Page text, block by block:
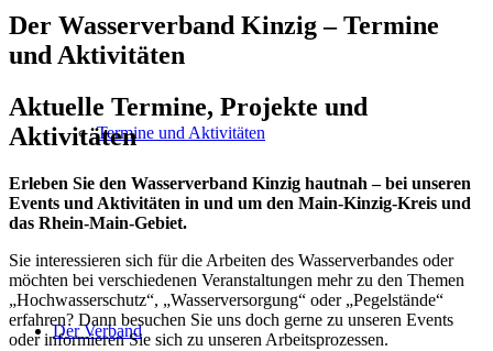
Termine und Aktivitäten
Der Verband
Der Wasserverband Kinzig – Termine
und Aktivitäten
Aktuelle Termine, Projekte und
Aktivitäten
Erleben Sie den Wasserverband Kinzig hautnah – bei unseren
Events und Aktivitäten in und um den Main-Kinzig-Kreis und
das Rhein-Main-Gebiet.
Sie interessieren sich für die Arbeiten des Wasserverbandes oder
möchten bei verschiedenen Veranstaltungen mehr zu den Themen
„Hochwasserschutz“, „Wasserversorgung“ oder „Pegelstände“
erfahren? Dann besuchen Sie uns doch gerne zu unseren Events
oder informieren Sie sich zu unseren Arbeitsprozessen.